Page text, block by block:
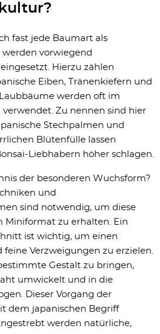
fast jede Baumart als
werden vorwiegend
Hierzu zählen
Eiben, Tränenkiefern und
werden oft im
verwendet. Zu nennen sind hier
Stechpalmen und
Blütenfülle lassen
Liebhabern höher schlagen.
der besonderen Wuchsform?
und
sind notwendig, um diese
Miniformat zu erhalten. Ein
ist wichtig, um einen
Verzweigungen zu erzielen.
Gestalt zu bringen,
umwickelt und in die
Dieser Vorgang der
dem japanischen Begriff
werden natürliche,